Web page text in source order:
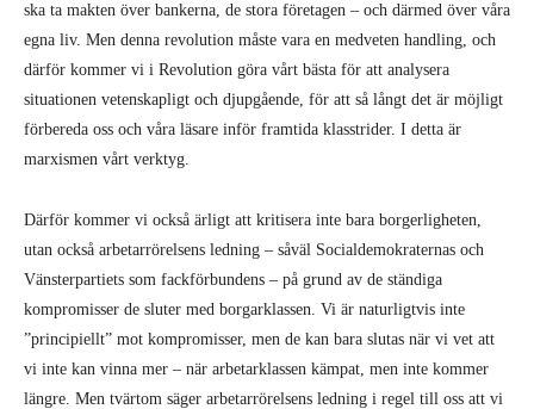
ska ta makten över bankerna, de stora företagen – och därmed över våra
egna liv. Men denna revolution måste vara en medveten handling, och
därför kommer vi i Revolution göra vårt bästa för att analysera
situationen vetenskapligt och djupgående, för att så långt det är möjligt
förbereda oss och våra läsare inför framtida klasstrider. I detta är
marxismen vårt verktyg.
Därför kommer vi också ärligt att kritisera inte bara borgerligheten,
utan också arbetarrörelsens ledning – såväl Socialdemokraternas och
Vänsterpartiets som fackförbundens – på grund av de ständiga
kompromisser de sluter med borgarklassen. Vi är naturligtvis inte
”principiellt” mot kompromisser, men de kan bara slutas när vi vet att
vi inte kan vinna mer – när arbetarklassen kämpat, men inte kommer
längre. Men tvärtom säger arbetarrörelsens ledning i regel till oss att vi